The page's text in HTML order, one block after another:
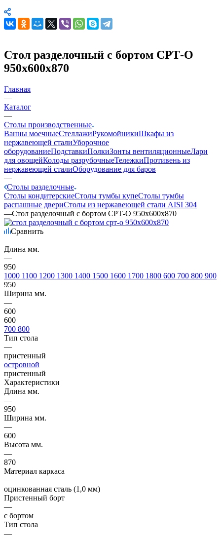
Стол разделочный с бортом СРТ-О
950х600х870
Главная
—
Каталог
—
Столы производственные
Ванны моечныеСтеллажиРукомойникиШкафы из
нержавеющей сталиУборочное
оборудованиеПодставкиПолкиЗонты вентиляционныеЛари
для овощейКолоды разрубочныеТележкиПротивень из
нержавеющей сталиОборудование для баров
—
Столы разделочные
Столы кондитерскиеСтолы тумбы купеСтолы тумбы
распашные двериСтолы из нержавеющей стали AISI 304
—Стол разделочный с бортом СРТ-О 950х600х870
Сравнить
Длина мм.
—
950
1000 1100 1200 1300 1400 1500 1600 1700 1800 600 700 800 900
950
Ширина мм.
—
600
600
700 800
Тип стола
—
пристенный
островной
пристенный
Характеристики
Длина мм.
—
950
Ширина мм.
—
600
Высота мм.
—
870
Материал каркаса
—
оцинкованная сталь (1,0 мм)
Пристенный борт
—
с бортом
Тип стола
—